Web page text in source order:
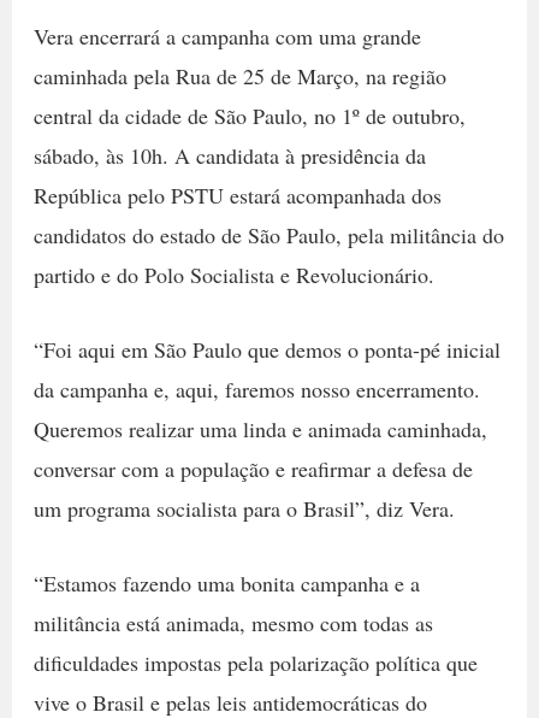
Vera encerrará a campanha com uma grande
caminhada pela Rua de 25 de Março, na região
central da cidade de São Paulo, no 1º de outubro,
sábado, às 10h. A candidata à presidência da
República pelo PSTU estará acompanhada dos
candidatos do estado de São Paulo, pela militância do
partido e do Polo Socialista e Revolucionário.
“Foi aqui em São Paulo que demos o ponta-pé inicial
da campanha e, aqui, faremos nosso encerramento.
Queremos realizar uma linda e animada caminhada,
conversar com a população e reafirmar a defesa de
um programa socialista para o Brasil”, diz Vera.
“Estamos fazendo uma bonita campanha e a
militância está animada, mesmo com todas as
dificuldades impostas pela polarização política que
vive o Brasil e pelas leis antidemocráticas do